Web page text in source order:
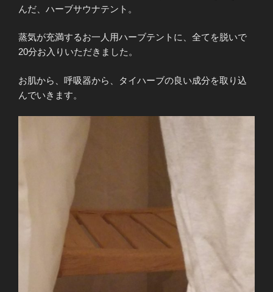
んだ、ハーブサウナテント。
蒸気が充満するお一人用ハーブテントに、全てを脱いで
20分お入りいただきました。
お肌から、呼吸器から、タイハーブの良い成分を取り込
んでいきます。